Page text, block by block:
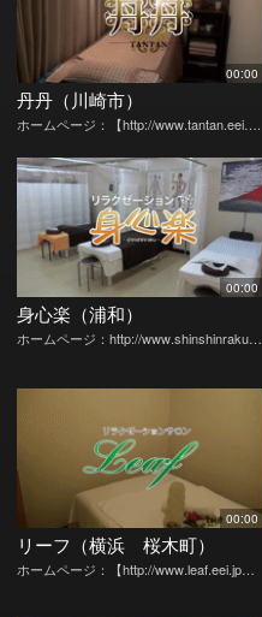
00:00
丹丹（川崎市）
ホームページ：【http://www.tantan.eei….
00:00
身心楽（浦和）
ホームページ：http://www.shinshinraku…
00:00
リーフ（横浜 桜木町）
ホームページ：【http://www.leaf.eei.jp…